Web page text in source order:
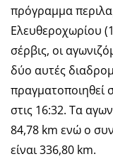
πρόγραμμα
Ελευθεροχωρίου
σέρβις, οι
δύο αυτές
πραγματοποιηθεί
στις 16:32. Τα
84,78 km ενώ ο
είναι 336,80 km.